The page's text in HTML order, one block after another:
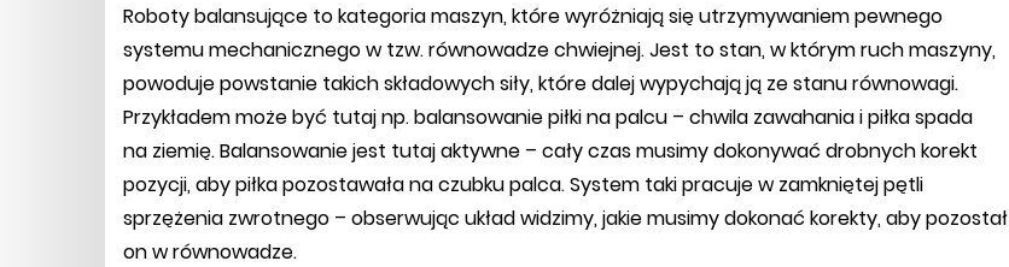
Roboty balansujące to kategoria maszyn, które wyróżniają się utrzymywaniem pewnego
systemu mechanicznego w tzw. równowadze chwiejnej. Jest to stan, w którym ruch maszyny,
powoduje powstanie takich składowych siły, które dalej wypychają ją ze stanu równowagi.
Przykładem może być tutaj np. balansowanie piłki na palcu – chwila zawahania i piłka spada
na ziemię. Balansowanie jest tutaj aktywne – cały czas musimy dokonywać drobnych korekt
pozycji, aby piłka pozostawała na czubku palca. System taki pracuje w zamkniętej pętli
sprzężenia zwrotnego – obserwując układ widzimy, jakie musimy dokonać korekty, aby pozostał
on w równowadze.